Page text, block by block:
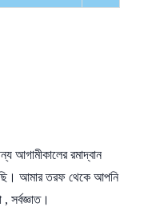
আগামীকালের রমাদ্বান
আমার তরফ থেকে আপনি
সর্বজ্ঞাত।